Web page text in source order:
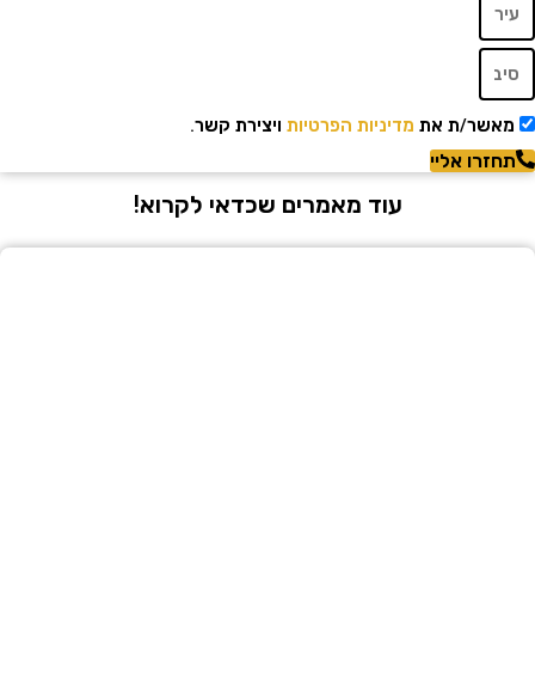
ת אתמדיניות הפרטיותויצירת קשר.
אליי
עוד מאמרים שכדאי לקרוא!